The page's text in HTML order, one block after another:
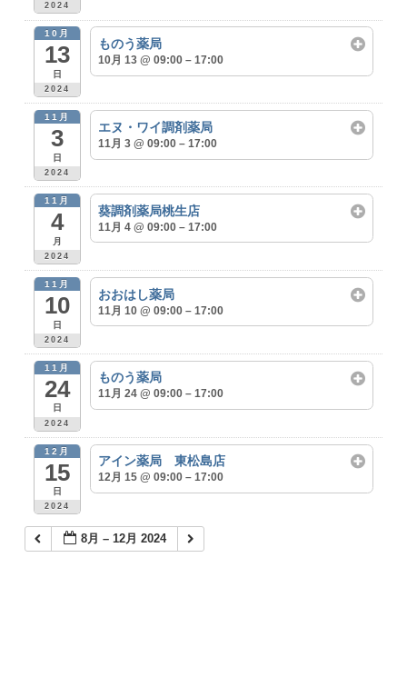
2024
10月
13
日
2024
ものう薬局
10月 13 @ 09:00 – 17:00
11月
3
日
2024
エヌ・ワイ調剤薬局
11月 3 @ 09:00 – 17:00
11月
4
月
2024
葵調剤薬局桃生店
11月 4 @ 09:00 – 17:00
11月
10
日
2024
おおはし薬局
11月 10 @ 09:00 – 17:00
11月
24
日
2024
ものう薬局
11月 24 @ 09:00 – 17:00
12月
15
日
2024
アイン薬局 東松島店
12月 15 @ 09:00 – 17:00
8月 – 12月 2024